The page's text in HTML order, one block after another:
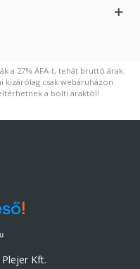
a 27% ÁFA-t, tehát bruttó árak.
kizárólag csak webáruházon
a bolti áraktól!
Kft.